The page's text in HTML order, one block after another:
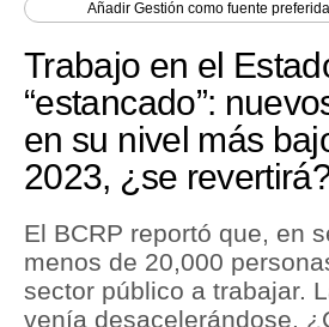
Perú
Política
Tu Dinero
Finanzas Personales
Inmobiliarias
Plus G
AñadirGestión como fuente
Trabajo en el
“estancado”:
en su nivel más
2023, ¿se
El BCRP reportó que, en
menos de 20,000
sector público a trabajar.
venía desacelerándose.